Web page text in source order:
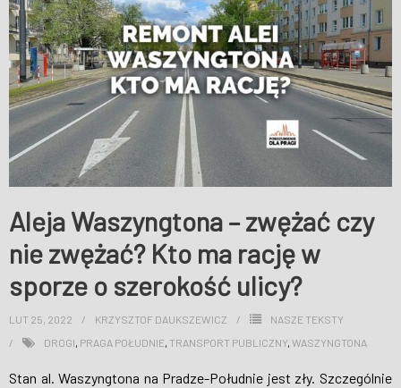
Aleja Waszyngtona – zwężać czy
nie zwężać? Kto ma rację w
sporze o szerokość ulicy?
LUT 25, 2022 KRZYSZTOF DAUKSZEWICZ
NASZE TEKSTY
DROGI, PRAGA POŁUDNIE, TRANSPORT PUBLICZNY, WASZYNGTONA
Stan al. Waszyngtona na Pradze-Południe jest zły. Szczególnie